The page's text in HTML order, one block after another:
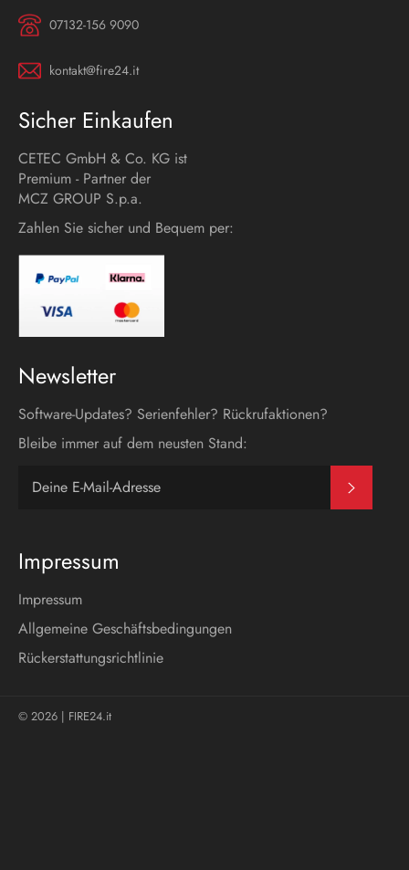
07132-156 9090
kontakt@fire24.it
Sicher Einkaufen
CETEC GmbH & Co. KG ist
Premium - Partner der
MCZ GROUP S.p.a.
Zahlen Sie sicher und Bequem per:
Newsletter
Software-Updates? Serienfehler? Rückrufaktionen?
Bleibe immer auf dem neusten Stand:
Impressum
Impressum
Allgemeine Geschäftsbedingungen
Rückerstattungsrichtlinie
© 2026 | FIRE24.it